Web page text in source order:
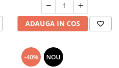
ADAUGA IN COS
-40% NOU